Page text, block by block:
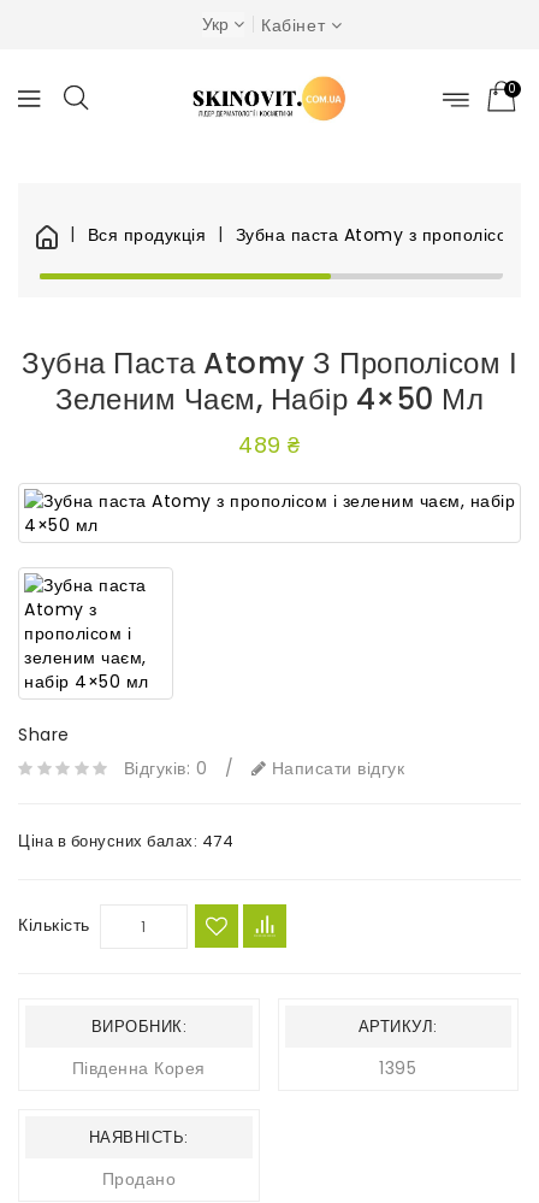
Укр Кабінет
0
Вся продукція Зубна паста Atomy з прополісом
Зубна Паста Atomy З Прополісом І
Зеленим Чаєм, Набір 4×50 Мл
489 ₴
Share
Відгуків: 0
/ Написати відгук
Ціна в бонусних балах: 474
Кількість
ВИРОБНИК:
Південна Корея
АРТИКУЛ:
1395
НАЯВНІСТЬ:
Продано